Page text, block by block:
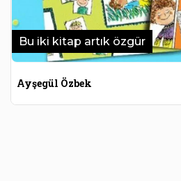
Bu iki kitap artık özgür
Ayşegül Özbek